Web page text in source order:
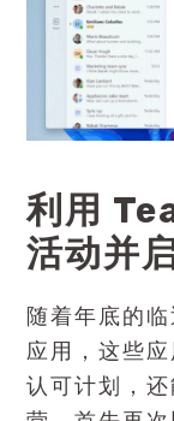
利用
活动并
随着年底的
应用，这些
认可计划，